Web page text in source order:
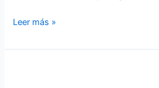
Leer más »